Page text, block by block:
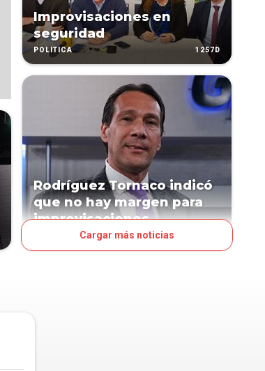
Improvisaciones en
seguridad
POLÍTICA 1257D
Rodríguez Tornaco indicó
que no hay margen para
improvisaciones
Cargar más noticias